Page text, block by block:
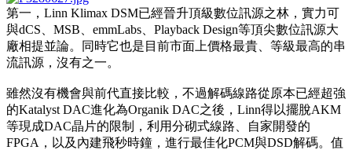
第一，Linn Klimax DSM已經晉升頂級數位訊源之林，實力可
與dCS、MSB、emmLabs、Playback Design等頂尖數位訊源大
廠相提並論。同時它也是目前市面上價格最貴、等級最高的串
流訊源，沒有之一。
雖然沒有機會與前代直接比較，不過解碼線路從原本已經超強
的Katalyst DAC進化為Organik DAC之後，Linn得以擺脫AKM
等現成DAC晶片的限制，利用分砌式線路、自家開發的
FPGA，以及內建飛秒時鐘，進行最佳化PCM與DSD解碼。值